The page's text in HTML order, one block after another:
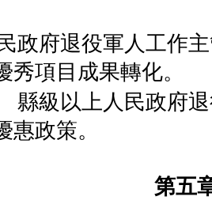
政府退役軍人工作
秀項目成果轉化。
縣級以上人民政府
政策。
第五